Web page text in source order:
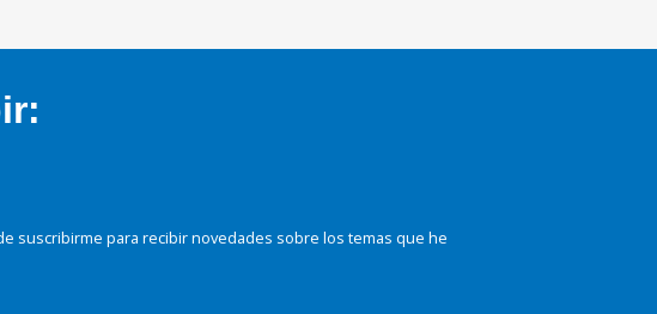
suscribirme para recibir novedades sobre los temas que he